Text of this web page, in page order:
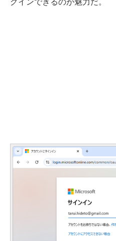
グインできるのが魅力だ。